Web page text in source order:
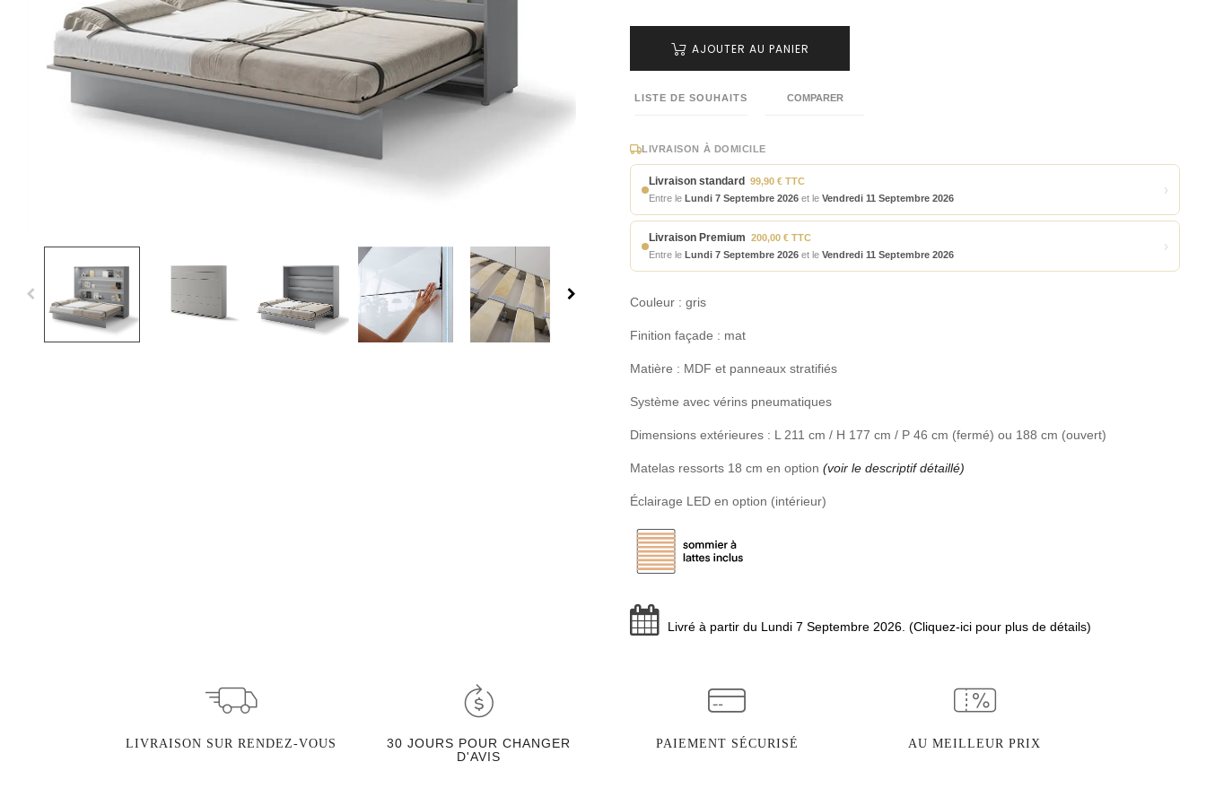
AJOUTER AU PANIER
LISTE DE SOUHAITS COMPARER
LIVRAISON À DOMICILE
Livraison standard
99,90 € TTC
Entre le Lundi 7 Septembre 2026 et le Vendredi 11 Septembre 2026
›
Livraison Premium 200,00 € TTC
Entre le Lundi 7 Septembre 2026 et le Vendredi 11 Septembre 2026
›
Couleur : gris
Finition façade : mat
Matière : MDF et panneaux stratifiés
Système avec vérins pneumatiques
Dimensions extérieures : L 211 cm / H 177 cm / P 46 cm (fermé) ou 188 cm (ouvert)
Matelas ressorts 18 cm en option (voir le descriptif détaillé)
Éclairage LED en option (intérieur)
Livré à partir du Lundi 7 Septembre 2026. (Cliquez-ici pour plus de détails)
LIVRAISON SUR RENDEZ-VOUS
30 JOURS POUR CHANGER
D'AVIS
PAIEMENT SÉCURISÉ AU MEILLEUR PRIX